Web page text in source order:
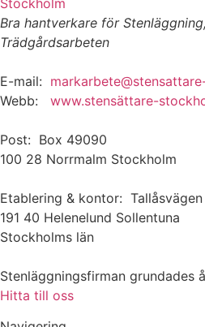
Stockholm
Bra hantverkare för
Trädgårdsarbeten
E-mail:
Webb: www.stensättare-
Post: Box 49090
100 28 Norrmalm Stockholm
Etablering & kontor: Tallåsvägen
191 40 Helenelund Sollentuna
Stockholms län
Stenläggningsfirman grundades
Hitta till oss